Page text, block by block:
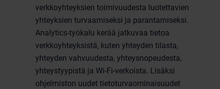
verkkoyhteyksien toimivuudesta luotettavien
yhteyksien turvaamiseksi ja parantamiseksi.
Analytics-työkalu kerää jatkuvaa tietoa
verkkoyhteyksistä, kuten yhteyden tilasta,
yhteyden vahvuudesta, yhteysnopeudesta,
yhteystyypistä ja Wi-Fi-verkoista. Lisäksi
ohjelmiston uudet tietoturvaominaisuudet